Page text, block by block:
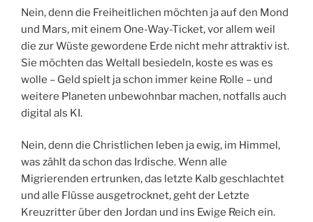
Nein, denn die Freiheitlichen möchten ja auf den Mond
und Mars, mit einem One-Way-Ticket, vor allem weil
die zur Wüste gewordene Erde nicht mehr attraktiv ist.
Sie möchten das Weltall besiedeln, koste es was es
wolle – Geld spielt ja schon immer keine Rolle – und
weitere Planeten unbewohnbar machen, notfalls auch
digital als KI.
Nein, denn die Christlichen leben ja ewig, im Himmel,
was zählt da schon das Irdische. Wenn alle
Migrierenden ertrunken, das letzte Kalb geschlachtet
und alle Flüsse ausgetrocknet, geht der Letzte
Kreuzritter über den Jordan und ins Ewige Reich ein.